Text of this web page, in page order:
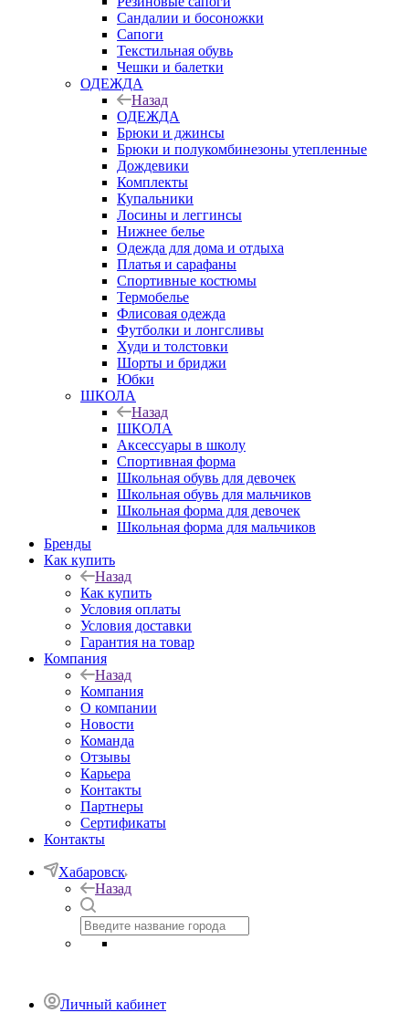
Сандалии и босоножки
Сапоги
Текстильная обувь
Чешки и балетки
ОДЕЖДА
Назад
ОДЕЖДА
Брюки и джинсы
Брюки и полукомбинезоны утепленные
Дождевики
Комплекты
Купальники
Лосины и леггинсы
Нижнее белье
Одежда для дома и отдыха
Платья и сарафаны
Спортивные костюмы
Термобелье
Флисовая одежда
Футболки и лонгсливы
Худи и толстовки
Шорты и бриджи
Юбки
ШКОЛА
Назад
ШКОЛА
Аксессуары в школу
Спортивная форма
Школьная обувь для девочек
Школьная обувь для мальчиков
Школьная форма для девочек
Школьная форма для мальчиков
Бренды
Как купить
Назад
Как купить
Условия оплаты
Условия доставки
Гарантия на товар
Компания
Назад
Компания
О компании
Новости
Команда
Отзывы
Карьера
Контакты
Партнеры
Сертификаты
Контакты
Хабаровск
Назад
Личный кабинет